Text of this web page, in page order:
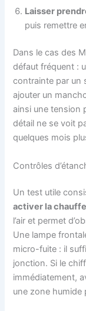
Laisser
puis remettre
Dans le cas des
défaut fréquent :
contrainte par un
ajouter un
ainsi une tension
détail ne se voit
quelques mois
Contrôles
Un test utile
activer la chauffe
l’air et permet
Une lampe
micro-fuite : il
jonction. Si le
immédiatement,
une zone humide